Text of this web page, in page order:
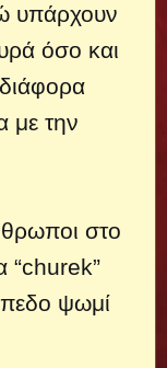
υπάρχουν
όσο και
με την
στο
“churek”
ψωμί